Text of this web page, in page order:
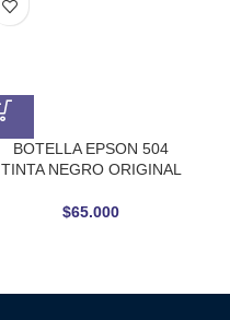
BOTELLA EPSON 504
TINTA NEGRO ORIGINAL
$65.000